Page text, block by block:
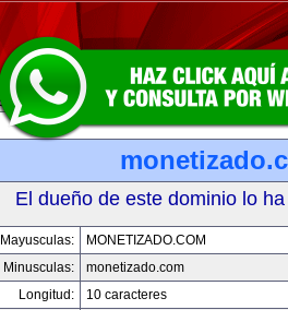
El dueño de este dominio lo
Mayusculas:
MONETIZADO.COM
Minusculas:
monetizado.com
Longitud:
10 caracteres